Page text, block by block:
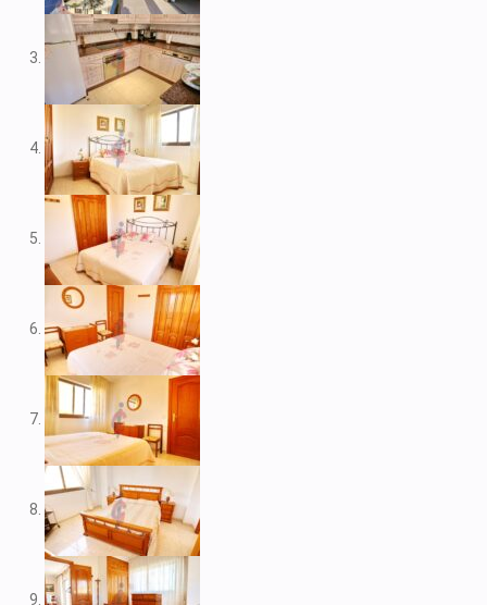
V1974
V1975
V1980
V1984
V2023
V2024
V2026
V2037
V2038
V2039
V2043
V2045
V2049
V2052
V2056B
V2059
V2060
V2061
V2062
V2077
V2088
V2096
V2100
V2104
V2109
V2111
V2116
V2117
V2120
V2122